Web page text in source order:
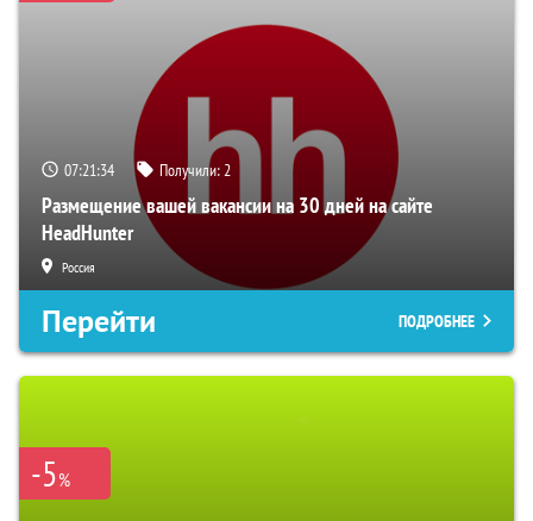
07:21:34 Получили:2
Размещение вашей вакансии на 30 дней на сайте
HeadHunter
Россия
Перейти ПОДРОБНЕЕ
-5%